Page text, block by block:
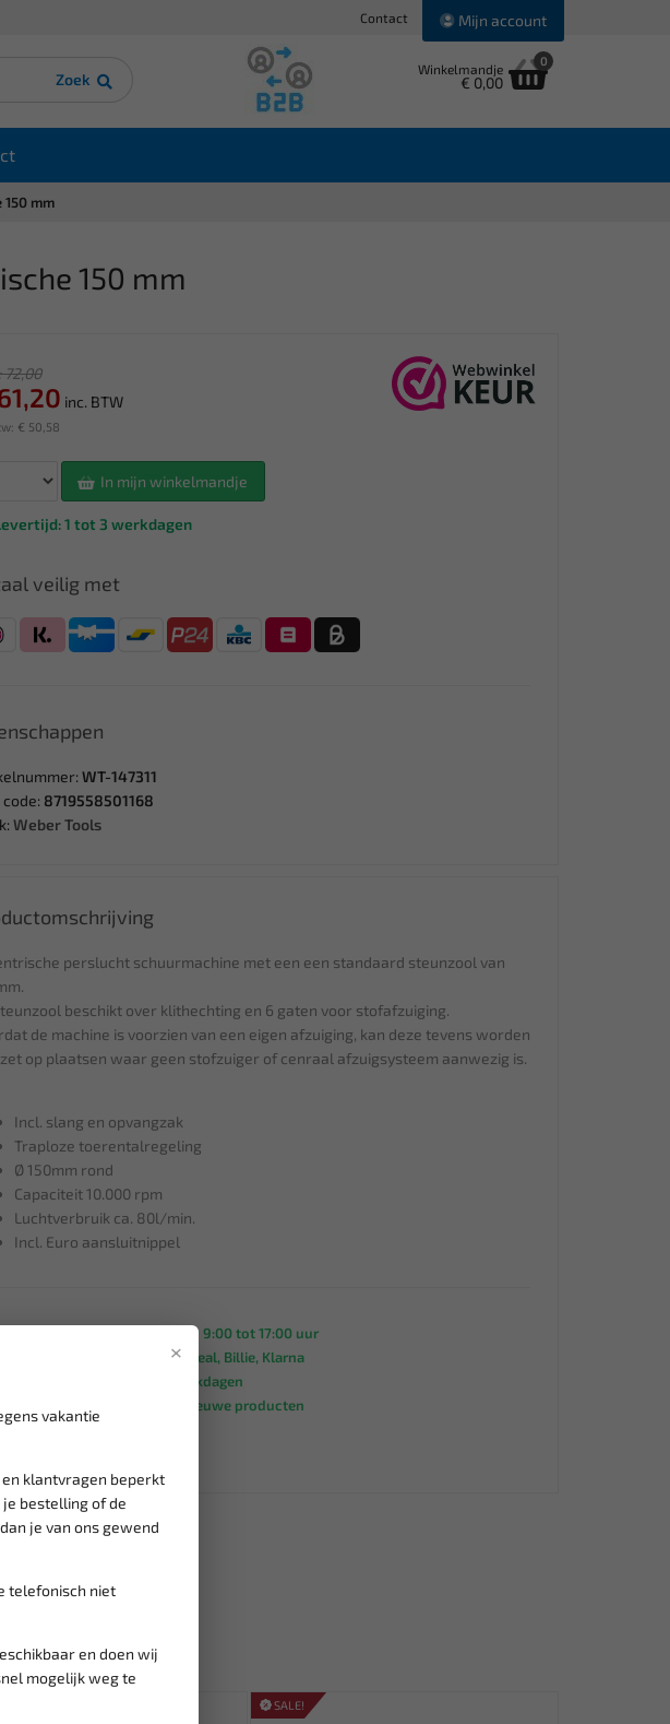
Contact Mijn account
Zoek
Winkelmandje
€ 0,00
0
150 mm
×
vakantie
klantvragen beperkt
bestelling of de
je van ons gewend
telefonisch niet
en doen wij
mogelijk weg te
150 mm
72,00
inc. BTW
€ 50,58
In mijn winkelmandje
1 tot 3 werkdagen
veilig met
WT-147311
code: 8719558501168
Weber Tools
perslucht schuurmachine met een een standaard steunzool van
beschikt over klithechting en 6 gaten voor stofafzuiging.
de machine is voorzien van een eigen afzuiging, kan deze tevens worden
op plaatsen waar geen stofzuiger of cenraal afzuigsysteem aanwezig is.
Incl. slang en opvangzak
Traploze toerentalregeling
Ø 150mm rond
Capaciteit 10.000 rpm
Luchtverbruik ca. 80l/min.
Incl. Euro aansluitnippel
werkdagen van 9:00 tot 17:00 uur
o.a. iDeal, Billie, Klarna
gemiddeld 1-3 werkdagen
wekelijks nieuwe producten
Lage verzendkosten NL
SALE!